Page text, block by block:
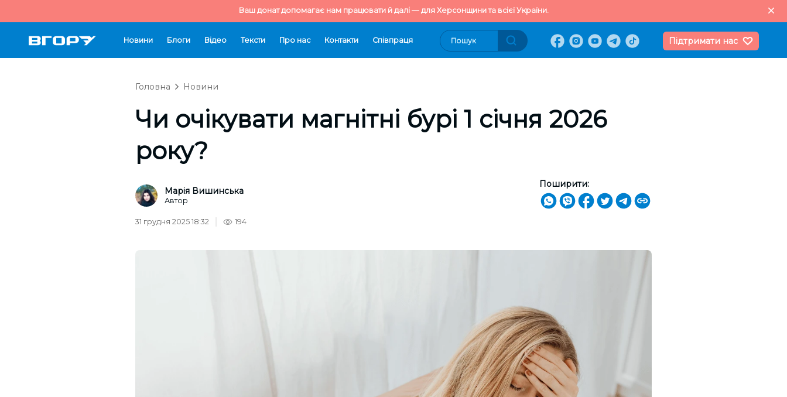
Ваш донат допомагає нам працювати й далі — для Херсонщини та всієї України.
Новини Блоги Відео Тексти Про нас Контакти Cпівпраця Підтримати нас
Головна Новини
Чи очікувати магнітні бурі 1 січня 2026
року?
Марія Вишинська
Автор
Поширити:
31 грудня 2025 18:32 194